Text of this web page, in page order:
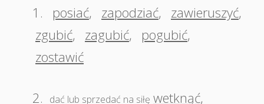
1.
posiać, zapodziać, zawieruszyć,
zgubić, zagubić, pogubić,
zostawić
2. dać lub sprzedać na siłę wetknąć,